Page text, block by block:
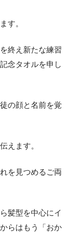
す。
終え新たな練習
念タオルを申し
の顔と名前を覚
えます。
を見つめるご両
髪型を中心にイ
らはもう「おか